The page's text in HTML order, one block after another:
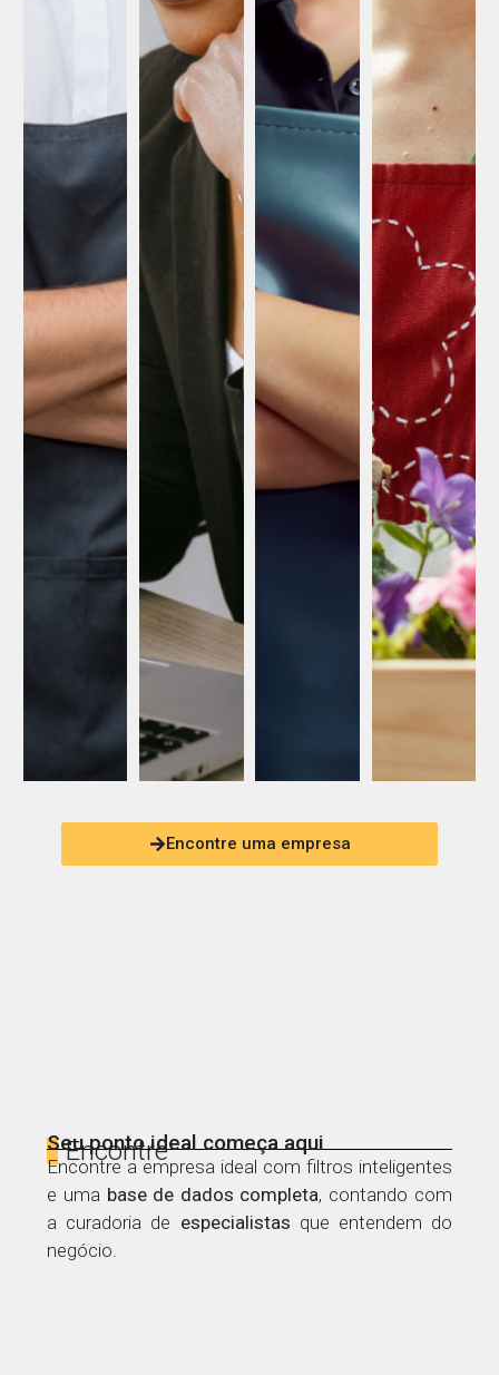
Encontre uma empresa
Encontre
Seu ponto ideal começa aqui
Encontre a empresa ideal com filtros inteligentes
e uma base de dados completa, contando com
a curadoria de especialistas que entendem do
negócio.